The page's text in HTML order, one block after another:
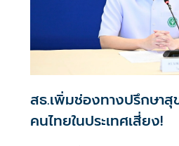
สธ.เพิ่มช่องทางปรึกษาสุ
คนไทยในประเทศเสี่ยง!